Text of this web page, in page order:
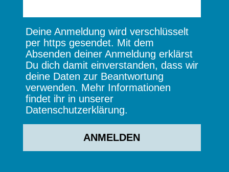
Deine Anmeldung wird verschlüsselt
per https gesendet. Mit dem
Absenden deiner Anmeldung erklärst
Du dich damit einverstanden, dass wir
deine Daten zur Beantwortung
verwenden. Mehr Informationen
findet ihr in unserer
Datenschutzerklärung.